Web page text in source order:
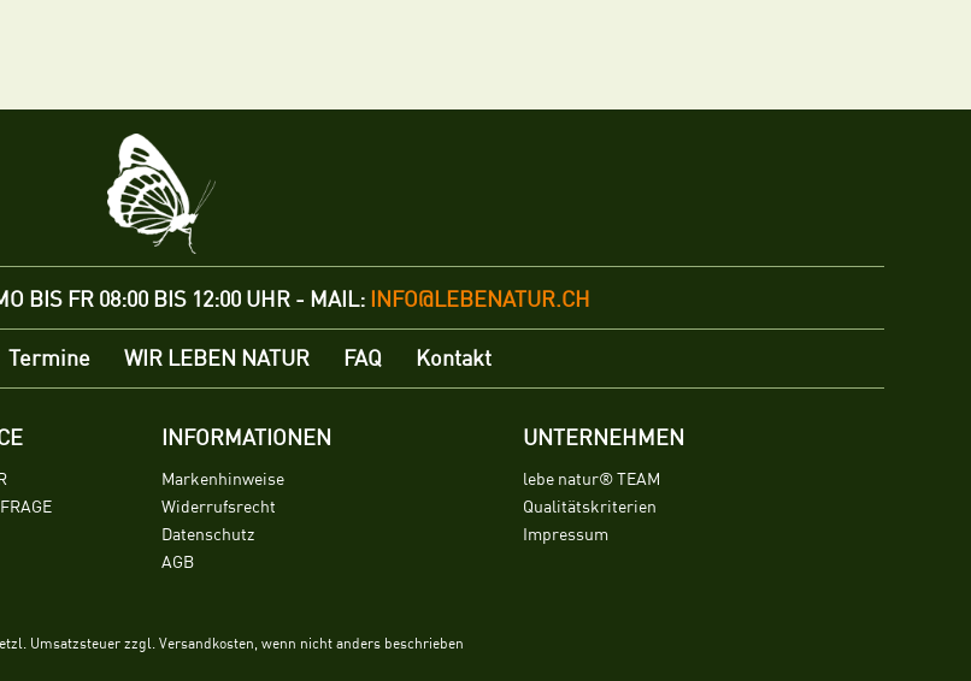
BIS FR 08:00 BIS 12:00 UHR - MAIL: INFO@LEBENATUR.CH
Termine WIR LEBEN NATUR FAQ Kontakt
INFORMATIONEN
Markenhinweise
Widerrufsrecht
Datenschutz
AGB
UNTERNEHMEN
lebe natur® TEAM
Qualitätskriterien
Impressum
Umsatzsteuer zzgl. Versandkosten, wenn nicht anders beschrieben